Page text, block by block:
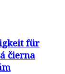
für
čierna